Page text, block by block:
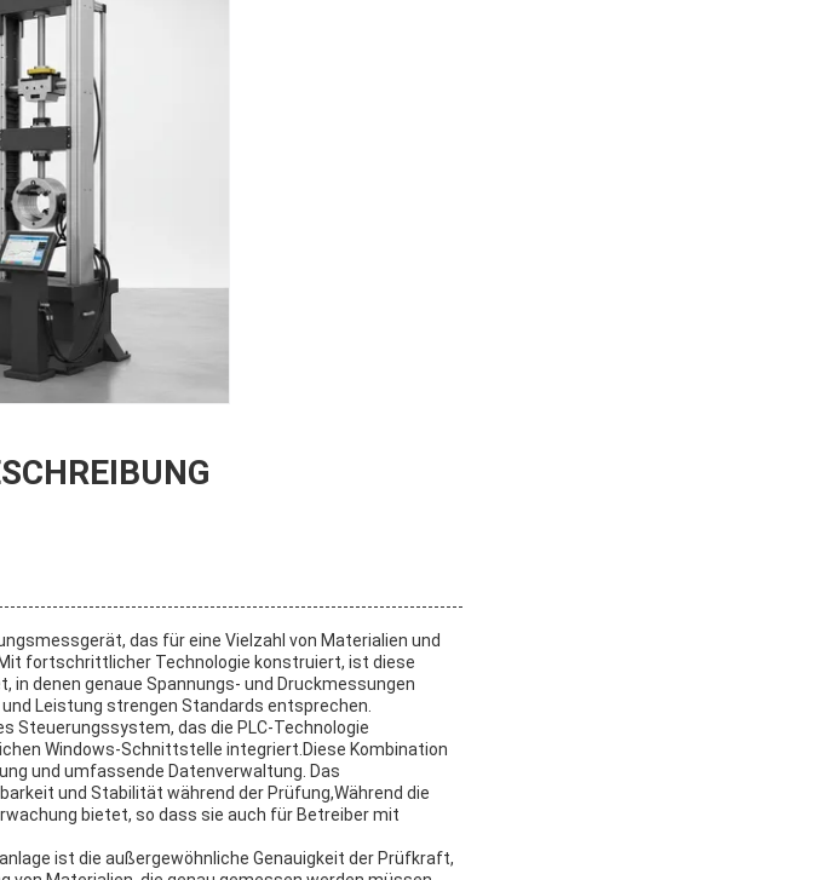
das für eine Vielzahl von Materialien und
fortschrittlicher Technologie konstruiert, ist diese
denen genaue Spannungs- und Druckmessungen
Leistung strengen Standards entsprechen.
Steuerungssystem, das die PLC-Technologie
Windows-Schnittstelle integriert.Diese Kombination
und umfassende Datenverwaltung. Das
und Stabilität während der Prüfung,Während die
bietet, so dass sie auch für Betreiber mit
ist die außergewöhnliche Genauigkeit der Prüfkraft,